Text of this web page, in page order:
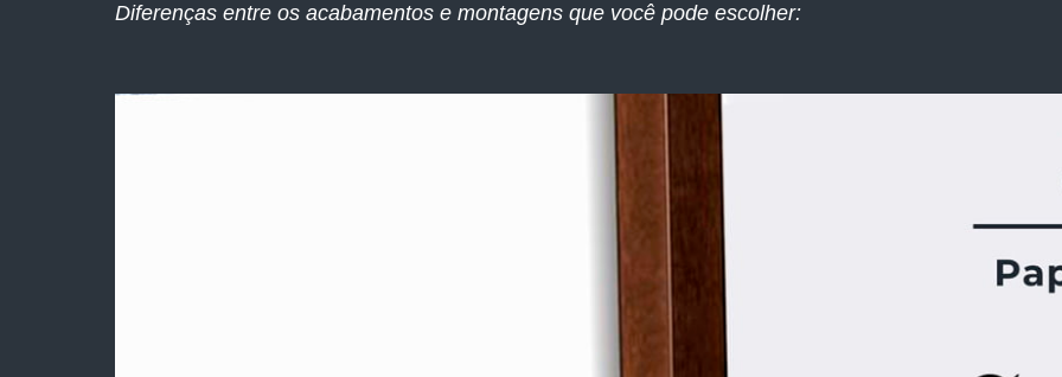
Diferenças entre os acabamentos e montagens que você pode escolher: